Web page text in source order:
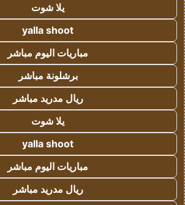
يلا شوت
yalla shoot
مباريات اليوم مباشر
برشلونة مباشر
ريال مدريد مباشر
يلا شوت
yalla shoot
مباريات اليوم مباشر
ريال مدريد مباشر